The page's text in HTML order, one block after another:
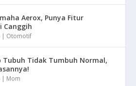
Aerox, Punya Fitur
Canggih
| Otomotif
Tubuh Tidak Tumbuh Normal,
| Mom